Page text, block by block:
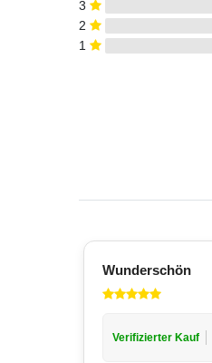
3
2
1
Wunderschön
Verifizierter Kauf